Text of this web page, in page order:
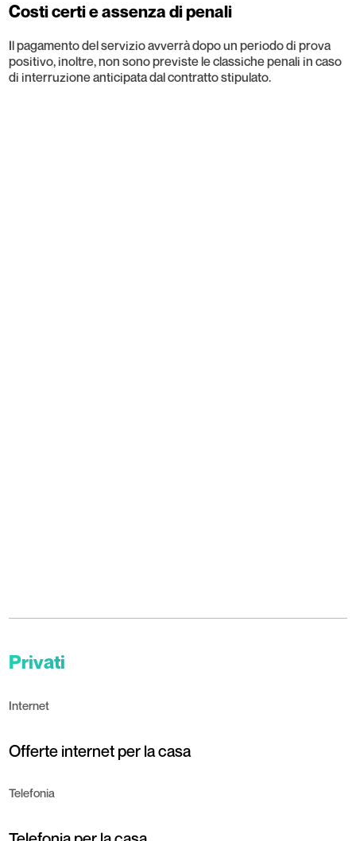
Costi certi e assenza di penali
Il pagamento del servizio avverrà dopo un periodo di prova
positivo, inoltre, non sono previste le classiche penali in caso
di interruzione anticipata dal contratto stipulato.
Privati
Internet
Offerte internet per la casa
Telefonia